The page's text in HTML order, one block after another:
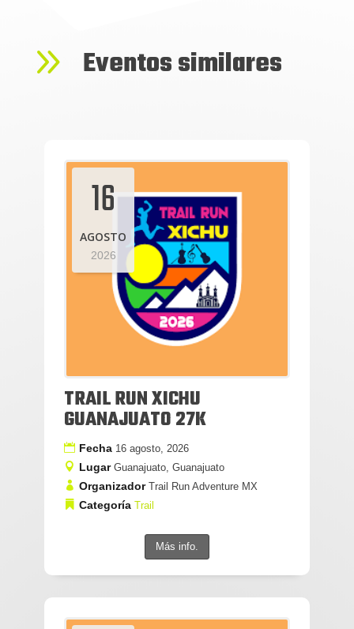
9 Eventos similares
16
AGOSTO
2026
TRAIL RUN XICHU
GUANAJUATO 27K
Fecha 16 agosto, 2026
Lugar Guanajuato, Guanajuato
Organizador Trail Run Adventure MX
Categoría Trail
Más info.